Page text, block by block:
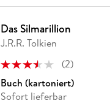
Das Silmarillion
J.R.R. Tolkien
(2)
Buch (kartoniert)
Sofort lieferbar